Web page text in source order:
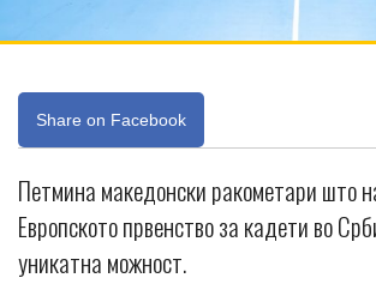
Share on Facebook
Петмина македонски ракометари што
Европското првенство за кадети во
уникатна можност.